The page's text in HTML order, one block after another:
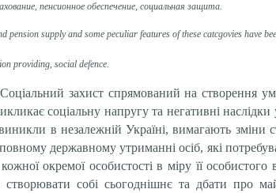
пенсионное обеспечение, социальная защита.
pension supply and some peculiar features of these catcgovies have
providing, social defence.
Соціальний захист спрямований на створення
соціальну напругу та негативні
в незалежній Україні, вимагають
державному утриманні осіб, які
окремої особистості в міру її
собі сьогоднішнє та дбати про